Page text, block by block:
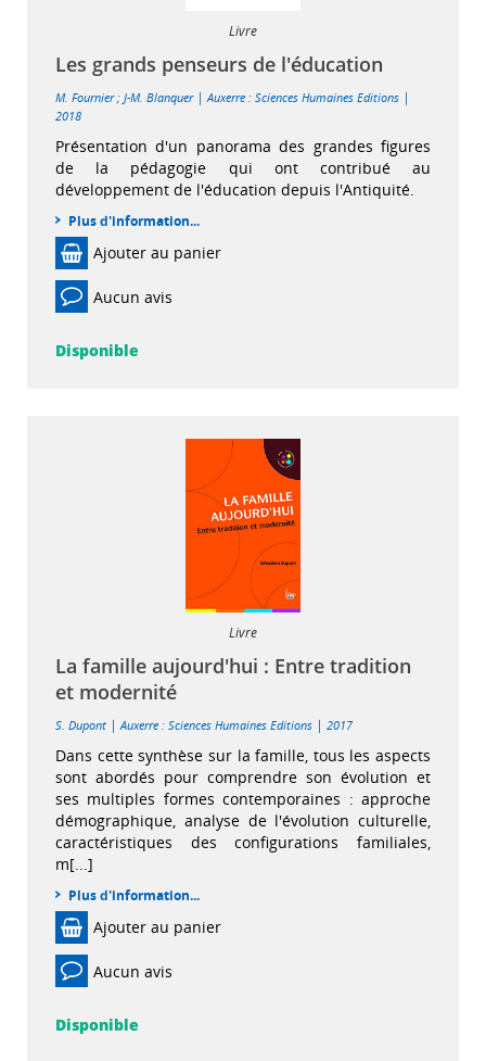
Livre
Les grands penseurs de l'éducation
M. Fournier; J-M. Blanquer |Auxerre : Sciences Humaines Editions |
2018
Présentation d'un panorama des grandes figures
de la pédagogie qui ont contribué au
développement de l'éducation depuis l'Antiquité.
Plus d'information...
Ajouter au panier
Aucun avis
Disponible
Livre
La famille aujourd'hui : Entre tradition
et modernité
S. Dupont |Auxerre : Sciences Humaines Editions | 2017
Dans cette synthèse sur la famille, tous les aspects
sont abordés pour comprendre son évolution et
ses multiples formes contemporaines : approche
démographique, analyse de l'évolution culturelle,
caractéristiques des configurations familiales,
m[...]
Plus d'information...
Ajouter au panier
Aucun avis
Disponible